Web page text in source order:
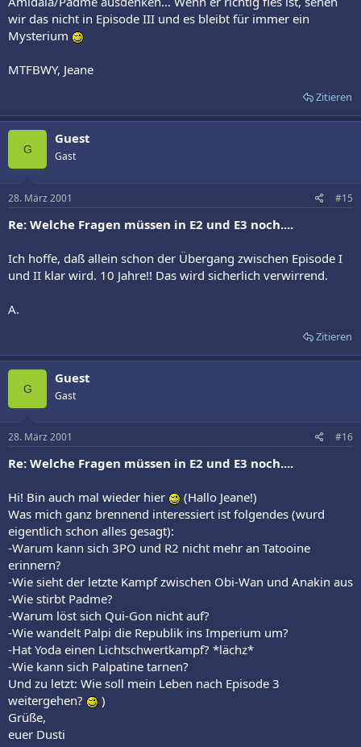
wir das nicht in Episode III und es bleibt für immer ein
Mysterium
MTFBWY, Jeane
Zitieren
G
Guest
Gast
28. März 2001 #15
Re: Welche Fragen müssen in E2 und E3 noch....
Ich hoffe, daß allein schon der Übergang zwischen Episode I
und II klar wird. 10 Jahre!! Das wird sicherlich verwirrend.
A.
Zitieren
G
Guest
Gast
28. März 2001 #16
Re: Welche Fragen müssen in E2 und E3 noch....
Hi! Bin auch mal wieder hier
(Hallo Jeane!)
Was mich ganz brennend interessiert ist folgendes (wurd
eigentlich schon alles gesagt):
-Warum kann sich 3PO und R2 nicht mehr an Tatooine
erinnern?
-Wie sieht der letzte Kampf zwischen Obi-Wan und Anakin aus
-Wie stirbt Padme?
-Warum löst sich Qui-Gon nicht auf?
-Wie wandelt Palpi die Republik ins Imperium um?
-Hat Yoda einen Lichtschwertkampf? *lächz*
-Wie kann sich Palpatine tarnen?
Und zu letzt: Wie soll mein Leben nach Episode 3
weitergehen?
)
Grüße,
euer Dusti